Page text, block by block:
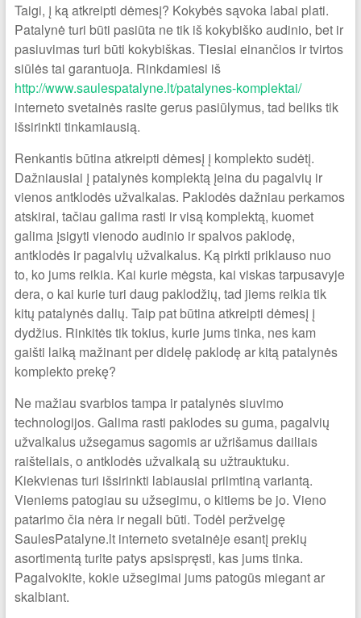
Taigi, į ką atkreipti dėmesį? Kokybės sąvoka labai plati.
Patalynė turi būti pasiūta ne tik iš kokybiško audinio, bet ir
pasiuvimas turi būti kokybiškas. Tiesiai einančios ir tvirtos
siūlės tai garantuoja. Rinkdamiesi iš
http://www.saulespatalyne.lt/patalynes-komplektai/
interneto svetainės rasite gerus pasiūlymus, tad beliks tik
išsirinkti tinkamiausią.
Renkantis būtina atkreipti dėmesį į komplekto sudėtį.
Dažniausiai į patalynės komplektą įeina du pagalvių ir
vienos antklodės užvalkalas. Paklodės dažniau perkamos
atskirai, tačiau galima rasti ir visą komplektą, kuomet
galima įsigyti vienodo audinio ir spalvos paklodę,
antklodės ir pagalvių užvalkalus. Ką pirkti priklauso nuo
to, ko jums reikia. Kai kurie mėgsta, kai viskas tarpusavyje
dera, o kai kurie turi daug paklodžių, tad jiems reikia tik
kitų patalynės dalių. Taip pat būtina atkreipti dėmesį į
dydžius. Rinkitės tik tokius, kurie jums tinka, nes kam
gaišti laiką mažinant per didelę paklodę ar kitą patalynės
komplekto prekę?
Ne mažiau svarbios tampa ir patalynės siuvimo
technologijos. Galima rasti paklodes su guma, pagalvių
užvalkalus užsegamus sagomis ar užrišamus dailiais
raišteliais, o antklodės užvalkalą su užtrauktuku.
Kiekvienas turi išsirinkti labiausiai priimtiną variantą.
Vieniems patogiau su užsegimu, o kitiems be jo. Vieno
patarimo čia nėra ir negali būti. Todėl peržvelgę
SaulesPatalyne.lt interneto svetainėje esantį prekių
asortimentą turite patys apsispręsti, kas jums tinka.
Pagalvokite, kokie užsegimai jums patogūs miegant ar
skalbiant.